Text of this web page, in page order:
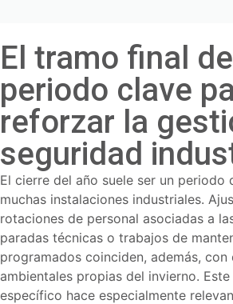
El tramo final
periodo clave
reforzar la
seguridad
El cierre del año suele ser un periodo
muchas instalaciones industriales.
rotaciones de personal asociadas a
paradas técnicas o trabajos de
programados coinciden, además, con
ambientales propias del invierno.
específico hace especialmente